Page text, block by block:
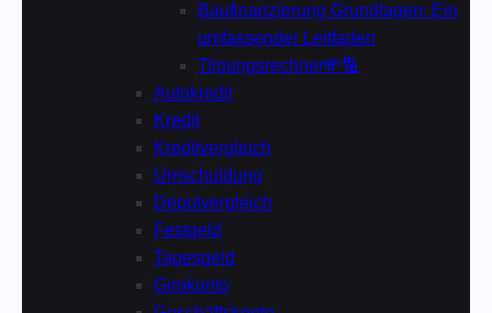
Baufinanzierung Grundlagen: Ein
umfassender Leitfaden
Tilgungsrechner💸🔢
Autokredit
Kredit
Kreditvergleich
Umschuldung
Depotvergleich
Festgeld
Tagesgeld
Girokonto